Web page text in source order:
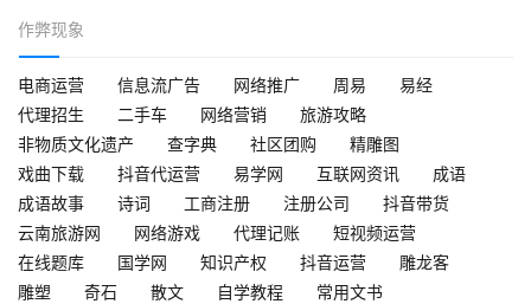
作弊现象
电商运营 信息流广告 网络推广 周易
易经
代理招生
二手车 网络营销
旅游攻略
非物质文化遗产
查字典 社区团购
精雕图
戏曲下载
抖音代运营 易学网 互联网资讯
成语
成语故事
诗词 工商注册 注册公司
抖音带货
云南旅游网
网络游戏 代理记账
短视频运营
在线题库
国学网 知识产权 抖音运营
雕龙客
雕塑
奇石 散文 自学教程
常用文书